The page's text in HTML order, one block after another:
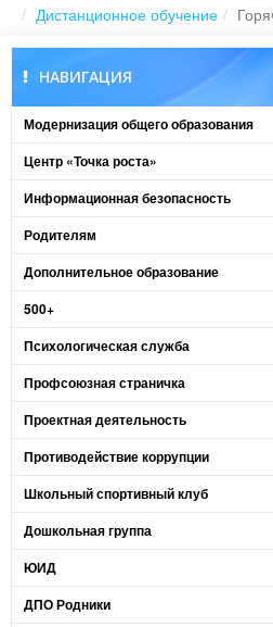
Дистанционное обучение
НАВИГАЦИЯ
Модернизация общего образования
Центр «Точка роста»
Информационная безопасность
Родителям
Дополнительное образование
500+
Психологическая служба
Профсоюзная страничка
Проектная деятельность
Противодействие коррупции
Школьный спортивный клуб
Дошкольная группа
ЮИД
ДПО Родники